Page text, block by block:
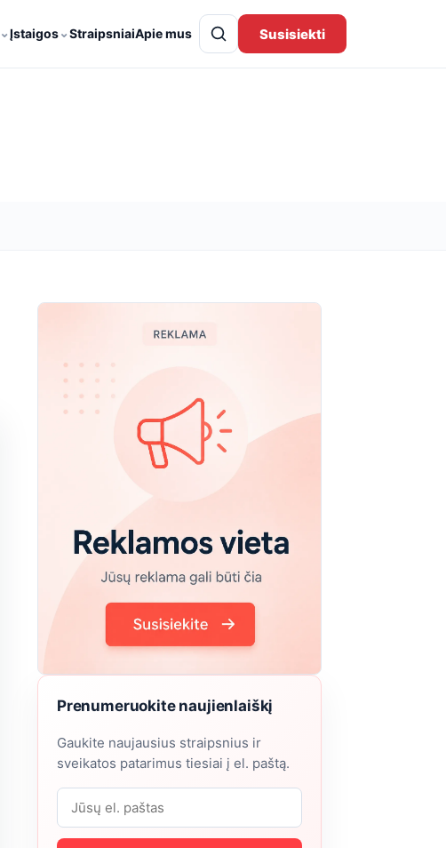
⌄Įstaigos⌄StraipsniaiApie mus Susisiekti
Prenumeruokite naujienlaiškį
Gaukite naujausius straipsnius ir
sveikatos patarimus tiesiai į el. paštą.